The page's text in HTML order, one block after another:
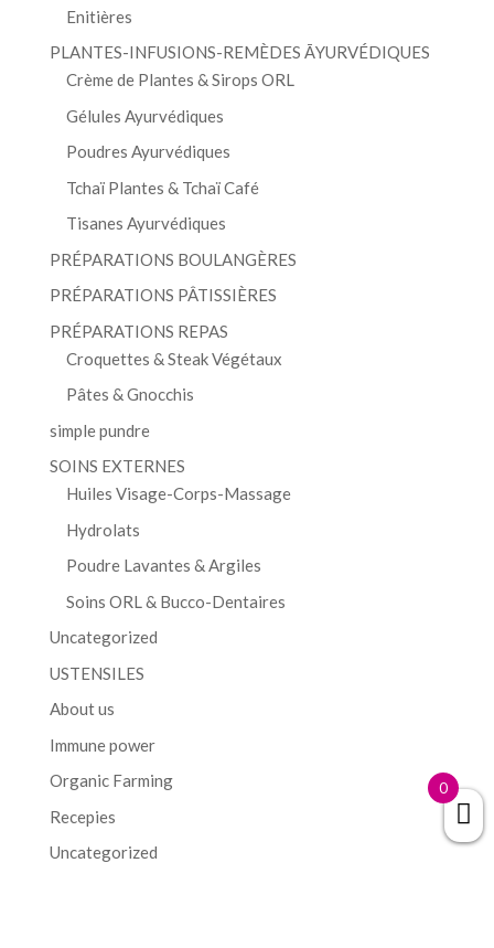
Enitières
PLANTES-INFUSIONS-REMÈDES ĀYURVÉDIQUES
Crème de Plantes & Sirops ORL
Gélules Ayurvédiques
Poudres Ayurvédiques
Tchaï Plantes & Tchaï Café
Tisanes Ayurvédiques
PRÉPARATIONS BOULANGÈRES
PRÉPARATIONS PÂTISSIÈRES
PRÉPARATIONS REPAS
Croquettes & Steak Végétaux
Pâtes & Gnocchis
simple pundre
SOINS EXTERNES
Huiles Visage-Corps-Massage
Hydrolats
Poudre Lavantes & Argiles
Soins ORL & Bucco-Dentaires
Uncategorized
USTENSILES
About us
Immune power
Organic Farming
Recepies
Uncategorized
0